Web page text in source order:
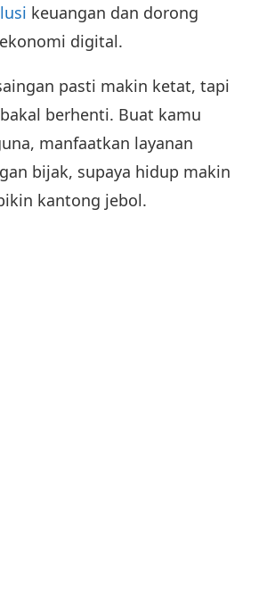
keuangan dan dorong
digital.
pasti makin ketat, tapi
berhenti. Buat kamu
manfaatkan layanan
bijak, supaya hidup makin
kantong jebol.